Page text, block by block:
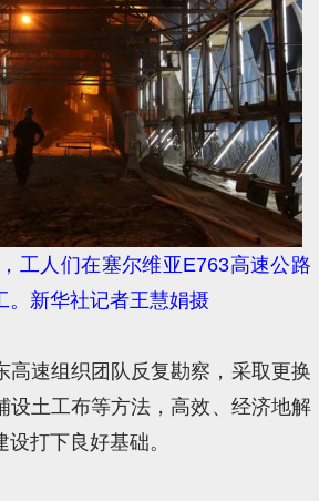
工人们在塞尔维亚E763高速公路
。新华社记者王慧娟摄
高速组织团队反复勘察，采取更换
设土工布等方法，高效、经济地解
打下良好基础。